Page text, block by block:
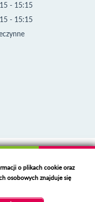
- 15:15
- 15:15
o plikach cookie oraz
osobowych znajduje się